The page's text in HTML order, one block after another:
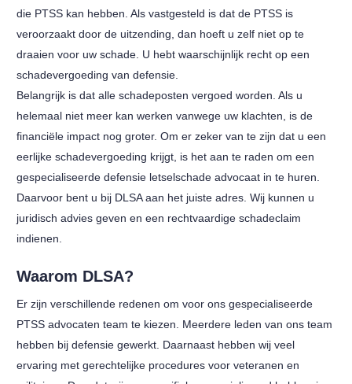
die PTSS kan hebben. Als vastgesteld is dat de PTSS is
veroorzaakt door de uitzending, dan hoeft u zelf niet op te
draaien voor uw schade. U hebt waarschijnlijk recht op een
schadevergoeding van defensie.
Belangrijk is dat alle schadeposten vergoed worden. Als u
helemaal niet meer kan werken vanwege uw klachten, is de
financiële impact nog groter. Om er zeker van te zijn dat u een
eerlijke schadevergoeding krijgt, is het aan te raden om een
gespecialiseerde defensie letselschade advocaat in te huren.
Daarvoor bent u bij DLSA aan het juiste adres. Wij kunnen u
juridisch advies geven en een rechtvaardige schadeclaim
indienen.
Waarom DLSA?
Er zijn verschillende redenen om voor ons gespecialiseerde
PTSS advocaten team te kiezen. Meerdere leden van ons team
hebben bij defensie gewerkt. Daarnaast hebben wij veel
ervaring met gerechtelijke procedures voor veteranen en